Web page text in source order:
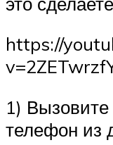
https://
1)
телефон из